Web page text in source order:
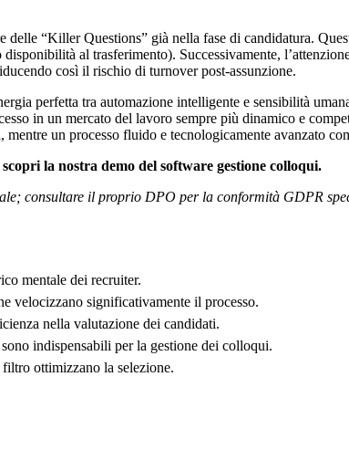
delle “Killer Questions” già nella fase di candidatura.
al trasferimento). Successivamente,
così il rischio di turnover post-assunzione.
perfetta tra automazione intelligente e sensibilità
in un mercato del lavoro sempre più dinamico e
un processo fluido e tecnologicamente avanzato
la nostra demo del software gestione colloqui.
consultare il proprio DPO per la conformità GDPR
mentale dei recruiter.
velocizzano significativamente il processo.
nella valutazione dei candidati.
indispensabili per la gestione dei colloqui.
ottimizzano la selezione.